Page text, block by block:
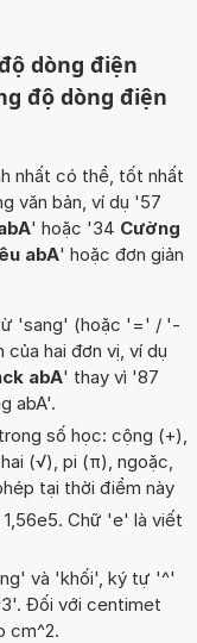
dòng điện
độ dòng điện
nhất có thể, tốt nhất
văn bản, ví dụ '57
' hoặc '34 Cường
abA' hoặc đơn giản
'sang' (hoặc '=' / '-
hai đơn vị, ví dụ
abA' thay vì '87
abA'.
số học: cộng (+),
(√), pi (π), ngoặc,
tại thời điểm này
Chữ 'e' là viết
và 'khối', ký tự '^'
Đối với centimet
cm^2.